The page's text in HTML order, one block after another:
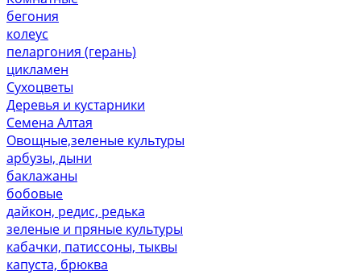
бегония
колеус
пеларгония (герань)
цикламен
Сухоцветы
Деревья и кустарники
Семена Алтая
Овощные,зеленые культуры
арбузы, дыни
баклажаны
бобовые
дайкон, редис, редька
зеленые и пряные культуры
кабачки, патиссоны, тыквы
капуста, брюква